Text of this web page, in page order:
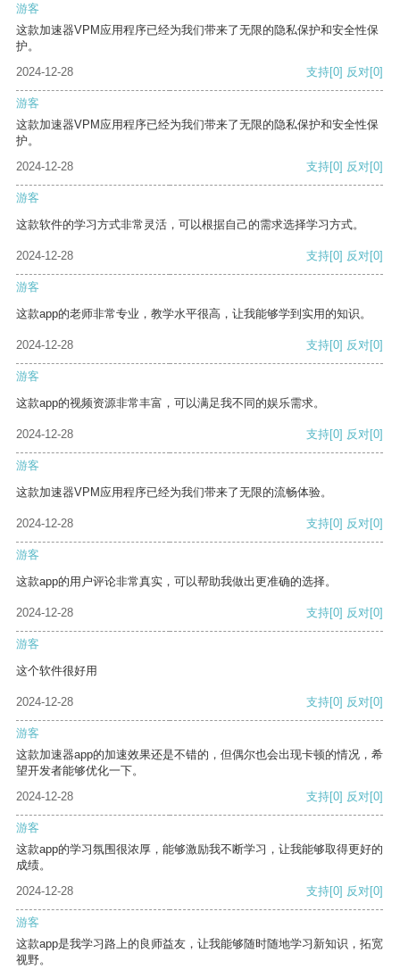
游客
这款加速器VPM应用程序已经为我们带来了无限的隐私保护和安全性保
护。
2024-12-28
支持[0] 反对[0]
游客
这款加速器VPM应用程序已经为我们带来了无限的隐私保护和安全性保
护。
2024-12-28
支持[0] 反对[0]
游客
这款软件的学习方式非常灵活，可以根据自己的需求选择学习方式。
2024-12-28 支持[0] 反对[0]
游客
这款app的老师非常专业，教学水平很高，让我能够学到实用的知识。
2024-12-28 支持[0] 反对[0]
游客
这款app的视频资源非常丰富，可以满足我不同的娱乐需求。
2024-12-28 支持[0] 反对[0]
游客
这款加速器VPM应用程序已经为我们带来了无限的流畅体验。
2024-12-28 支持[0] 反对[0]
游客
这款app的用户评论非常真实，可以帮助我做出更准确的选择。
2024-12-28 支持[0] 反对[0]
游客
这个软件很好用
2024-12-28 支持[0] 反对[0]
游客
这款加速器app的加速效果还是不错的，但偶尔也会出现卡顿的情况，希
望开发者能够优化一下。
2024-12-28
支持[0] 反对[0]
游客
这款app的学习氛围很浓厚，能够激励我不断学习，让我能够取得更好的
成绩。
2024-12-28
支持[0] 反对[0]
游客
这款app是我学习路上的良师益友，让我能够随时随地学习新知识，拓宽
视野。